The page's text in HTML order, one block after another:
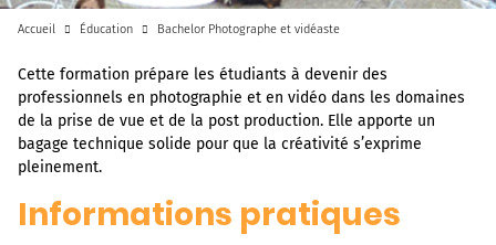
Accueil Éducation Bachelor Photographe et vidéaste
Cette formation prépare les étudiants à devenir des
professionnels en photographie et en vidéo dans les domaines
de la prise de vue et de la post production. Elle apporte un
bagage technique solide pour que la créativité s’exprime
pleinement.
Informations pratiques